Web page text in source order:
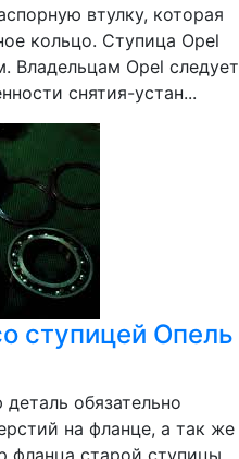
втулку, которая
кольцо. Ступица Opel
Владельцам Opel следует
снятия-устан...
ступицей Опель
обязательно
на фланце, а так же
фланца старой ступицы,